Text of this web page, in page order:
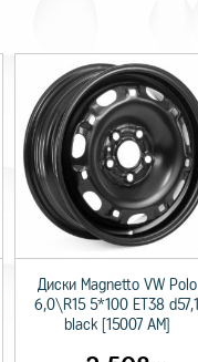
Диски Magnetto VW Polo
6,0\R15 5*100 ET38 d57,1
black [15007 AM]